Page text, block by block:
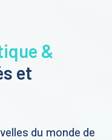
&
et
du monde de